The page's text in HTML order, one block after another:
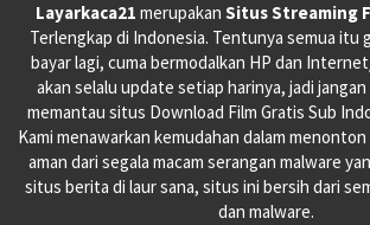
Layarkaca21 merupakan Situs Streaming
Terlengkap di Indonesia. Tentunya semua itu
bayar lagi, cuma bermodalkan HP dan
akan selalu update setiap harinya, jadi
memantau situs Download Film Gratis Sub
Kami menawarkan kemudahan dalam
aman dari segala macam serangan malware
situs berita di laur sana, situs ini bersih dari
dan malware.